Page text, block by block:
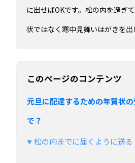
に出せばOKです。松の内を過ぎ
状ではなく寒中見舞いはがきを出
このページのコンテンツ
元旦に配達するための年賀状
で？
松の内までに届くように送る